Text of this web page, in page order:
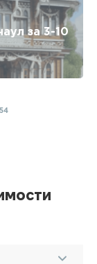
за 3-10
154